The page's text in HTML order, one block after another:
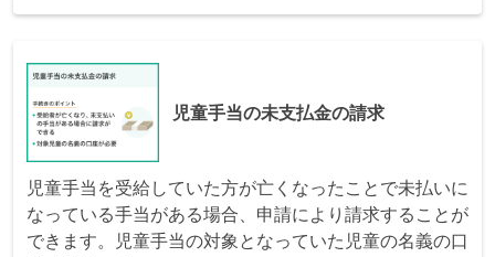
児童手当の未支払金の請求
児童手当を受給していた方が亡くなったことで未払いに
なっている手当がある場合、申請により請求することが
できます。児童手当の対象となっていた児童の名義の口